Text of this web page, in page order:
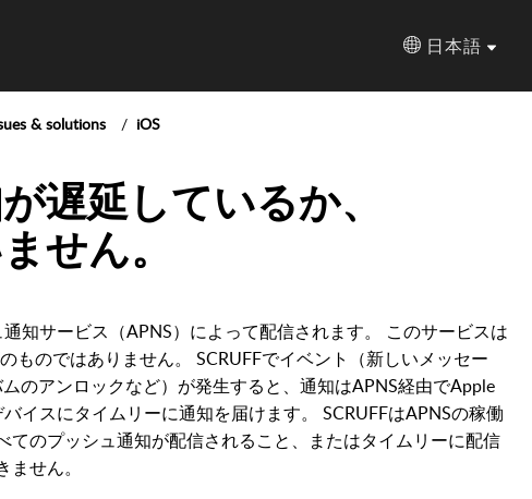
日本語
& solutions iOS
遅延しているか、
せん。
知サービス（APNS）によって配信されます。 このサービスは
ものではありません。 SCRUFFでイベント（新しいメッセー
のアンロックなど）が発生すると、通知はAPNS経由でApple
イスにタイムリーに通知を届けます。 SCRUFFはAPNSの稼働
てのプッシュ通知が配信されること、またはタイムリーに配信
せん。